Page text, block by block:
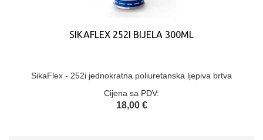
SIKAFLEX 252I BIJELA 300ML
SikaFlex - 252i jednokratna poliuretanska ljepiva brtva
Cijena sa PDV:
18,00 €